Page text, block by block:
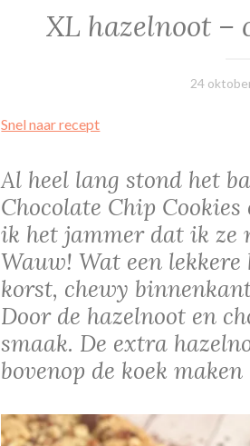
XL hazelnoot –
24
Snel naar recept
Al heel lang stond het
Chocolate Chip
ik het jammer dat ik ze
Wauw! Wat een
korst, chewy
Door de hazelnoot en
smaak. De extra
bovenop de koek